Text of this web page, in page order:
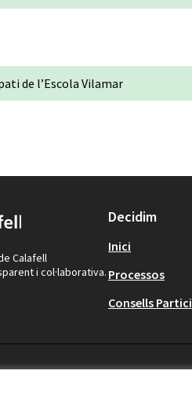
de l’Escola Vilamar
Calafell
i col·laborativa.
Decidim
Inici
Processos
Consells